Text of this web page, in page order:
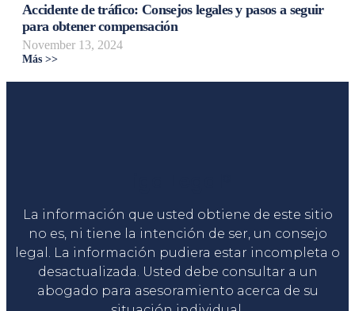
Accidente de tráfico: Consejos legales y pasos a seguir
para obtener compensación
November 13, 2024
Más >>
La información que usted obtiene de este sitio
no es, ni tiene la intención de ser, un consejo
legal. La información pudiera estar incompleta o
desactualizada. Usted debe consultar a un
abogado para asesoramiento acerca de su